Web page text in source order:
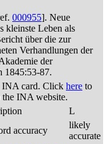
000955]. Neue
kleinste Leben als
über die zur
Verhandlungen der
der
1845:53-87.
card. Click here to
the INA website.
L
accuracy
likely
accurate